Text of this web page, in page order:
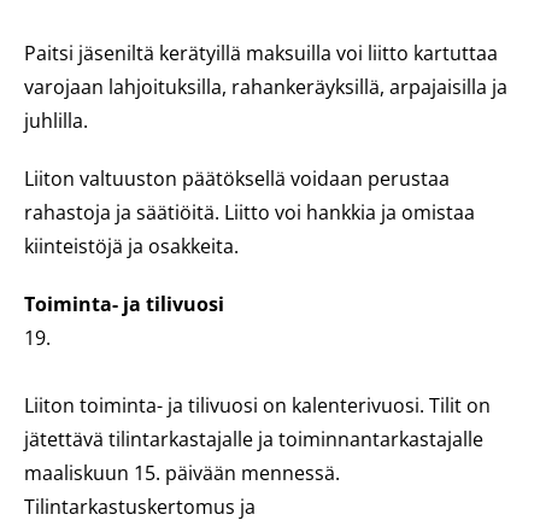
Paitsi jäseniltä kerätyillä maksuilla voi liitto kartuttaa
varojaan lahjoituksilla, rahankeräyksillä, arpajaisilla ja
juhlilla.
Liiton valtuuston päätöksellä voidaan perustaa
rahastoja ja säätiöitä. Liitto voi hankkia ja omistaa
kiinteistöjä ja osakkeita.
Toiminta- ja tilivuosi
19.
Liiton toiminta- ja tilivuosi on kalenterivuosi. Tilit on
jätettävä tilintarkastajalle ja toiminnantarkastajalle
maaliskuun 15. päivään mennessä.
Tilintarkastuskertomus ja